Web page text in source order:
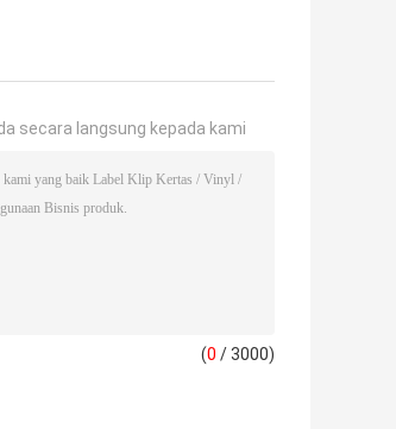
secara langsung kepada kami
(0 / 3000)